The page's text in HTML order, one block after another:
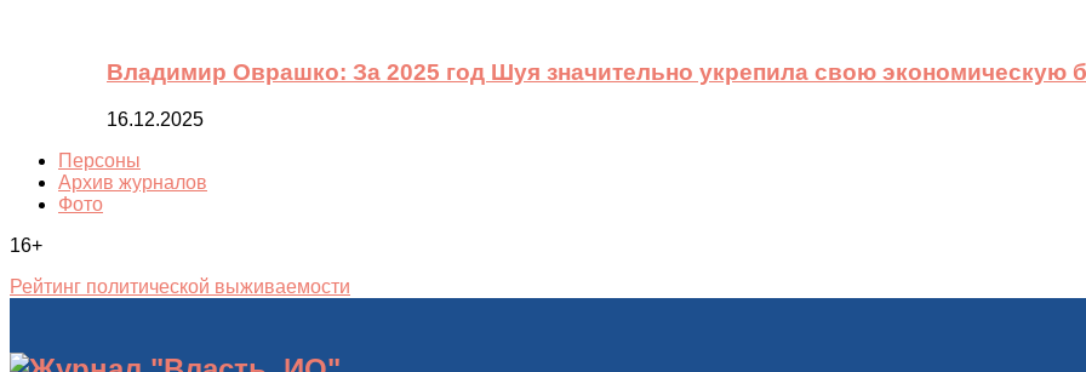
Владимир Оврашко: За 2025 год Шуя значительно укрепила свою экономическую
16.12.2025
Персоны
Архив журналов
Фото
16+
Рейтинг политической выживаемости